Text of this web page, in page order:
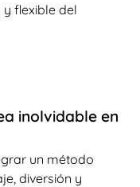
flexible del
inolvidable en
un método
diversión y